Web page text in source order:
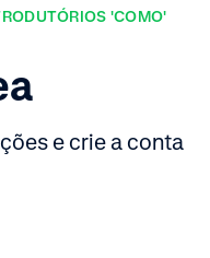
'COMO'
e crie a conta